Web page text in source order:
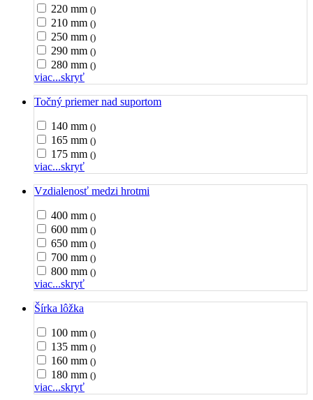
220 mm ()
210 mm ()
250 mm ()
290 mm ()
280 mm ()
viac...skryť
Točný priemer nad suportom
140 mm ()
165 mm ()
175 mm ()
viac...skryť
Vzdialenosť medzi hrotmi
400 mm ()
600 mm ()
650 mm ()
700 mm ()
800 mm ()
viac...skryť
Šírka lôžka
100 mm ()
135 mm ()
160 mm ()
180 mm ()
viac...skryť